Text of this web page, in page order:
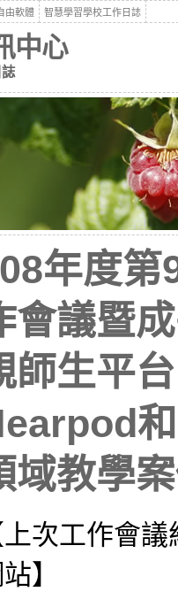
由軟體 智慧學習學校工作日誌
中心
年度第
會議暨
師生平
域教學
上次工作會
】